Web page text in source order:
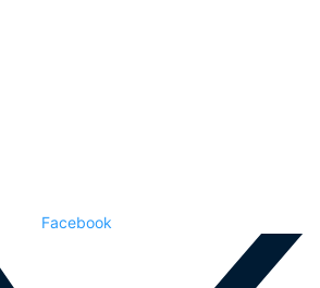
Facebook